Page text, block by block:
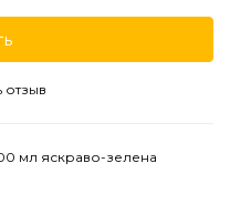
отзыв
мл яскраво-зелена